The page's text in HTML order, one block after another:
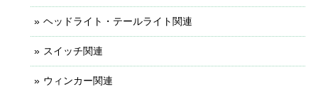
ヘッドライト・テールライト関連
スイッチ関連
ウィンカー関連